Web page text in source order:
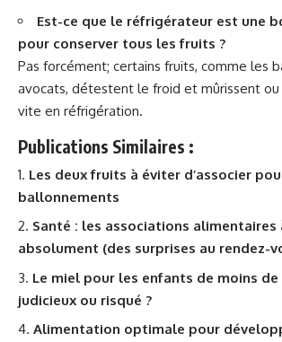
Est-ce que le réfrigérateur est une
pour conserver tous les fruits ?
Pas forcément; certains fruits, comme les
avocats, détestent le froid et mûrissent ou
vite en réfrigération.
Publications Similaires :
Les deux fruits à éviter d’associer
ballonnements
Santé : les associations alimentaires
absolument (des surprises au rendez-
Le miel pour les enfants de moins de
judicieux ou risqué ?
Alimentation optimale pour